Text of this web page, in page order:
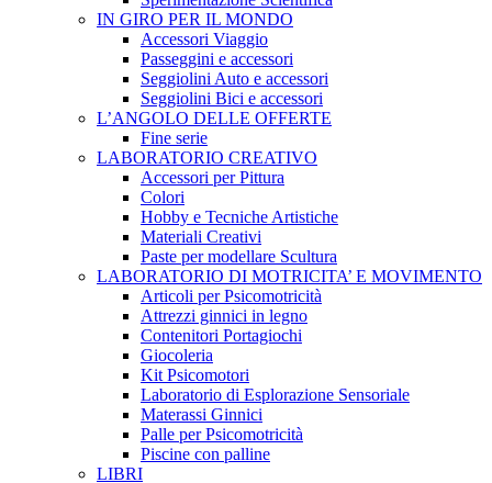
IN GIRO PER IL MONDO
Accessori Viaggio
Passeggini e accessori
Seggiolini Auto e accessori
Seggiolini Bici e accessori
L’ANGOLO DELLE OFFERTE
Fine serie
LABORATORIO CREATIVO
Accessori per Pittura
Colori
Hobby e Tecniche Artistiche
Materiali Creativi
Paste per modellare Scultura
LABORATORIO DI MOTRICITA’ E MOVIMENTO
Articoli per Psicomotricità
Attrezzi ginnici in legno
Contenitori Portagiochi
Giocoleria
Kit Psicomotori
Laboratorio di Esplorazione Sensoriale
Materassi Ginnici
Palle per Psicomotricità
Piscine con palline
LIBRI